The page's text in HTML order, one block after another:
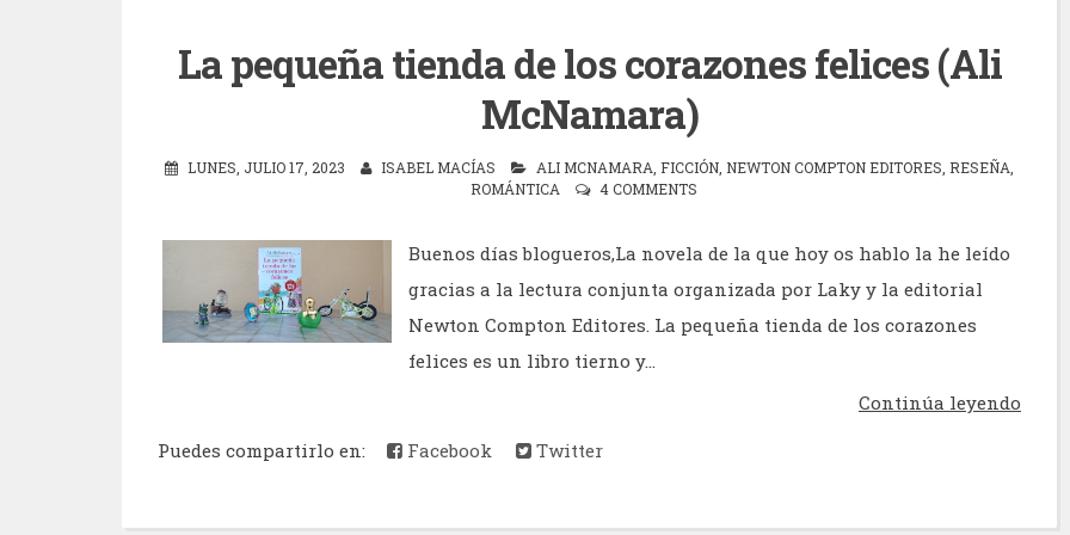
La pequeña tienda de los corazones felices (Ali
McNamara)
LUNES, JULIO 17, 2023 ISABEL MACÍAS ALI MCNAMARA FICCIÓN NEWTON COMPTON EDITORES RESEÑA
ROMÁNTICA
4 COMMENTS
Buenos días blogueros,La novela de la que hoy os hablo la he leído
gracias a la lectura conjunta organizada por Laky y la editorial
Newton Compton Editores. La pequeña tienda de los corazones
felices es un libro tierno y...
Continúa leyendo
Puedes compartirlo en:
Facebook Twitter